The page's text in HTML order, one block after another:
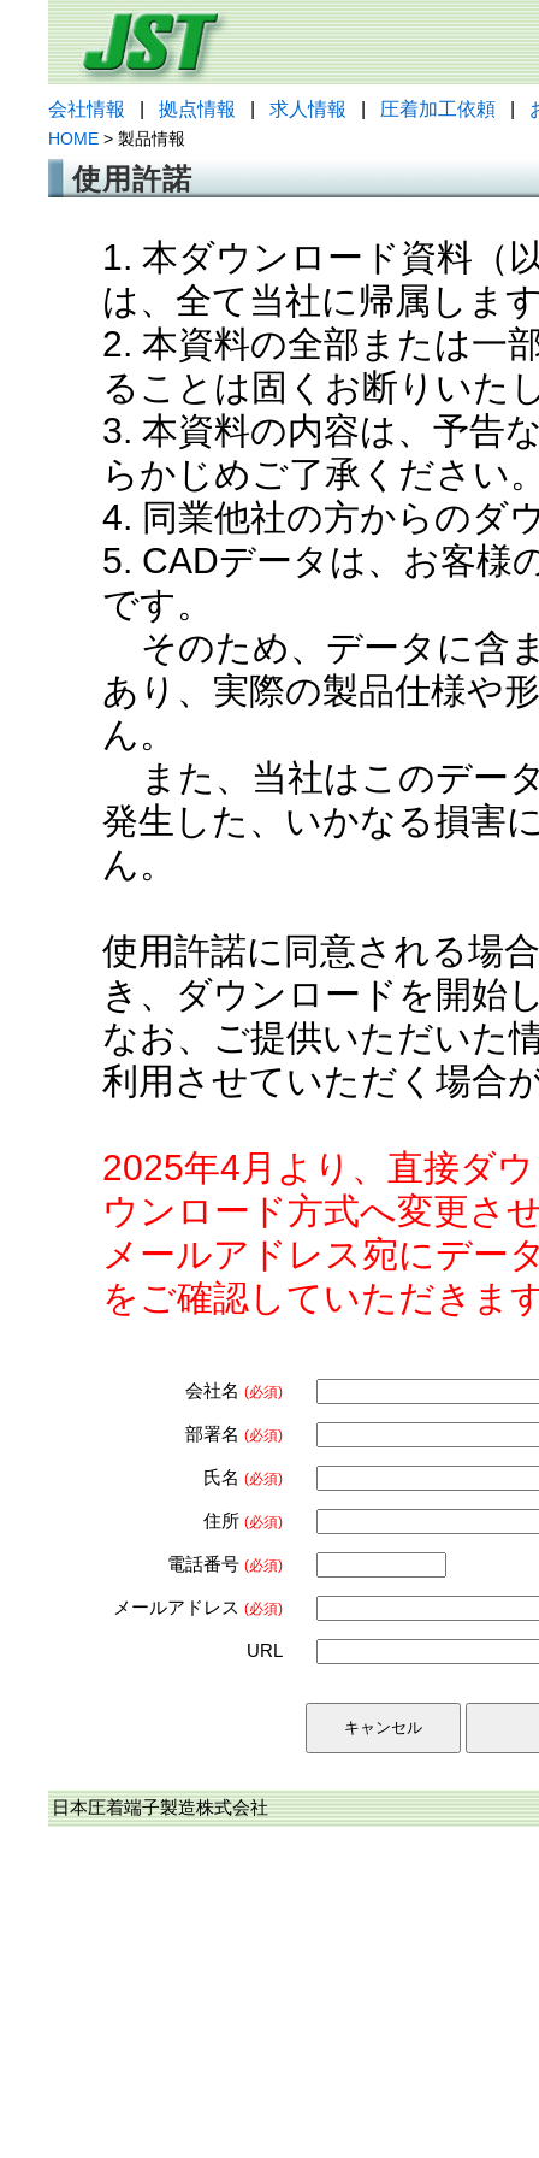
会社情報 拠点情報 求人情報 圧着加工依頼
HOME > 製品情報
使用許諾
1. 本ダウンロード資料（
は、全て当社に帰属しま
2. 本資料の全部または一
ることは固くお断りいた
3. 本資料の内容は、予告
らかじめご了承ください
4. 同業他社の方からのダ
5. CADデータは、お客様
です。
そのため、データに含
あり、実際の製品仕様や
ん。
また、当社はこのデー
発生した、いかなる損害
ん。
使用許諾に同意される場
き、ダウンロードを開始
なお、ご提供いただいた
利用させていただく場合
2025年4月より、直接ダ
ウンロード方式へ変更さ
メールアドレス宛にデー
をご確認していただきま
会社名 (必須)
部署名 (必須)
氏名 (必須)
住所 (必須)
電話番号 (必須)
メールアドレス (必須)
URL
日本圧着端子製造株式会社